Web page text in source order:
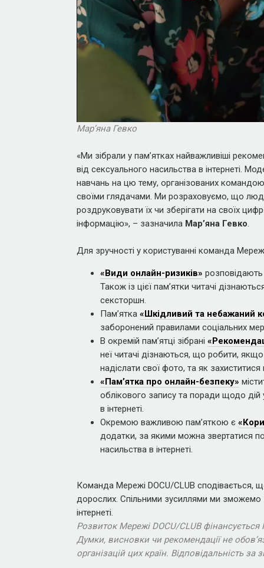
Марʼяна Гевко
«Ми зібрали у памʼятках найважливіші
від сексуального насильства в інтернеті.
навчань на цю тему, організованих
своїми глядачами. Ми розраховуємо, що
роздруковувати їх чи зберігати на своїх
інформацію», – зазначила Марʼяна Гевко.
Для зручності у користуванні команда
«Види онлайн-ризиків» розповідають
Також із цієї памʼятки читачі
сексторшн.
Памʼятка «Шкідливий та небажаний
заборонений правилами соціальних
В окремій памʼятці зібрані
неї читачі дізнаються, що робити,
надіслати свої фото, та як
«Памʼятка про онлайн-безпеку»
облікового запису та поради щодо дій
в інтернеті.
Окремою важливою памʼяткою є
додатки, за якими можна звертатися
насильства в інтернеті.
Команда Мережі DOCU/CLUB сподівається,
дорослих. Спільними зусиллями ми зможемо
інтернеті.
Розвиток Мережі DOCU/CLUB
Думки, висновки чи рекомендації не
організацій цих країн. Відповідальність за